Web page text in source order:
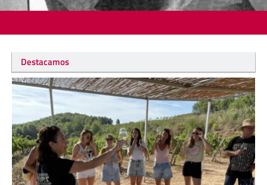
Destacamos